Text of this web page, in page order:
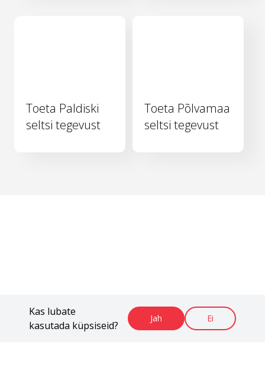
Kas lubate
kasutada küpsiseid?
Jah Ei
Toeta Paldiski
seltsi tegevust
Toeta Põlvamaa
seltsi tegevust